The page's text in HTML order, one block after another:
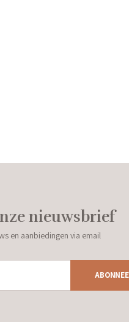
nieuwsbrief
en aanbiedingen via email